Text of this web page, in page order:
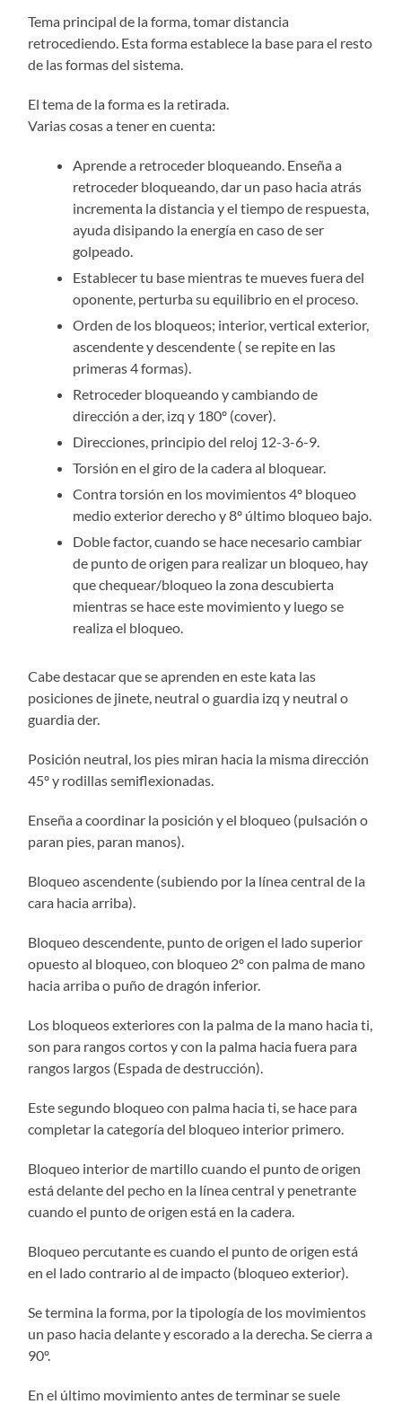
Tema principal de la forma, tomar distancia
retrocediendo. Esta forma establece la base para el resto
de las formas del sistema.
El tema de la forma es la retirada.
Varias cosas a tener en cuenta:
Aprende a retroceder bloqueando. Enseña a
retroceder bloqueando, dar un paso hacia atrás
incrementa la distancia y el tiempo de respuesta,
ayuda disipando la energía en caso de ser
golpeado.
Establecer tu base mientras te mueves fuera del
oponente, perturba su equilibrio en el proceso.
Orden de los bloqueos; interior, vertical exterior,
ascendente y descendente ( se repite en las
primeras 4 formas).
Retroceder bloqueando y cambiando de
dirección a der, izq y 180º (cover).
Direcciones, principio del reloj 12-3-6-9.
Torsión en el giro de la cadera al bloquear.
Contra torsión en los movimientos 4º bloqueo
medio exterior derecho y 8º último bloqueo bajo.
Doble factor, cuando se hace necesario cambiar
de punto de origen para realizar un bloqueo, hay
que chequear/bloqueo la zona descubierta
mientras se hace este movimiento y luego se
realiza el bloqueo.
Cabe destacar que se aprenden en este kata las
posiciones de jinete, neutral o guardia izq y neutral o
guardia der.
Posición neutral, los pies miran hacia la misma dirección
45º y rodillas semiflexionadas.
Enseña a coordinar la posición y el bloqueo (pulsación o
paran pies, paran manos).
Bloqueo ascendente (subiendo por la línea central de la
cara hacia arriba).
Bloqueo descendente, punto de origen el lado superior
opuesto al bloqueo, con bloqueo 2º con palma de mano
hacia arriba o puño de dragón inferior.
Los bloqueos exteriores con la palma de la mano hacia ti,
son para rangos cortos y con la palma hacia fuera para
rangos largos (Espada de destrucción).
Este segundo bloqueo con palma hacia ti, se hace para
completar la categoría del bloqueo interior primero.
Bloqueo interior de martillo cuando el punto de origen
está delante del pecho en la línea central y penetrante
cuando el punto de origen está en la cadera.
Bloqueo percutante es cuando el punto de origen está
en el lado contrario al de impacto (bloqueo exterior).
Se termina la forma, por la tipología de los movimientos
un paso hacia delante y escorado a la derecha. Se cierra a
90º.
En el último movimiento antes de terminar se suele